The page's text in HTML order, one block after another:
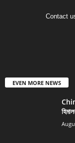
Contact
EVEN MORE NEWS